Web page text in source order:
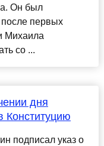
Он был
после первых
Михаила
со ...
дня
Конституцию
подписал указ о